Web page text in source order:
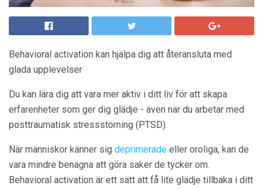
Behavioral activation kan hjälpa dig att återansluta med
glada upplevelser
Du kan lära dig att vara mer aktiv i ditt liv för att skapa
erfarenheter som ger dig glädje - även när du arbetar med
posttraumatisk stressstörning (PTSD).
När människor känner sig deprimerade eller oroliga, kan de
vara mindre benägna att göra saker de tycker om.
Behavioral activation är ett sätt att få lite glädje tillbaka i ditt